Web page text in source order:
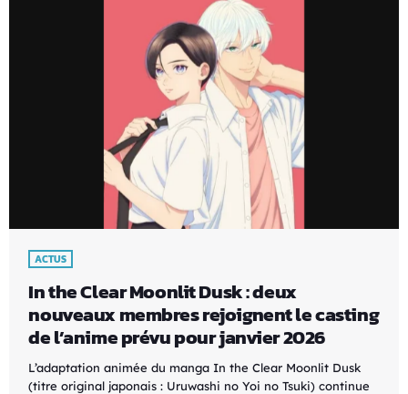
ACTUS
In the Clear Moonlit Dusk : deux
nouveaux membres rejoignent le casting
de l’anime prévu pour janvier 2026
L’adaptation animée du manga In the Clear Moonlit Dusk
(titre original japonais : Uruwashi no Yoi no Tsuki) continue